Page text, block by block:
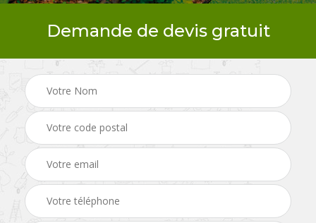
Demande de devis gratuit